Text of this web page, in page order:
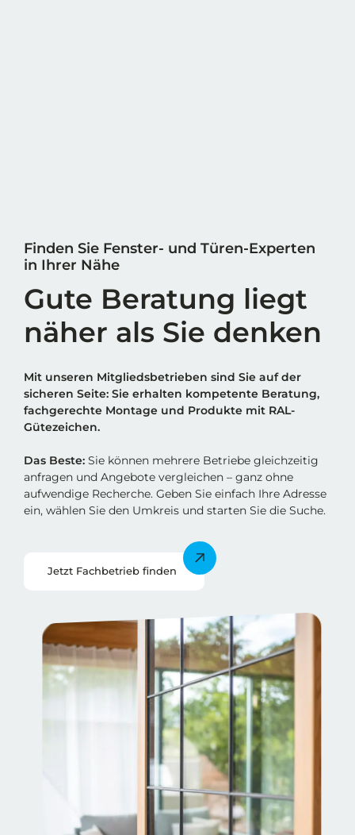
Finden Sie Fenster- und Türen-Experten
in Ihrer Nähe
Gute Beratung liegt
näher als Sie denken
Mit unseren Mitgliedsbetrieben sind Sie auf der
sicheren Seite: Sie erhalten kompetente Beratung,
fachgerechte Montage und Produkte mit RAL-
Gütezeichen.
Das Beste: Sie können mehrere Betriebe gleichzeitig
anfragen und Angebote vergleichen – ganz ohne
aufwendige Recherche. Geben Sie einfach Ihre Adresse
ein, wählen Sie den Umkreis und starten Sie die Suche.
Jetzt Fachbetrieb finden